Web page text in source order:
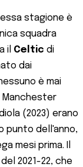
stagione è
squadra
il Celtic di
dai
è mai
Manchester
(2023) erano
punto dell'anno,
mesi prima. Il
2021-22, che